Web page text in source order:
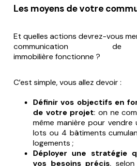
Les moyens de votre
Et quelles actions devrez-vous
communication de
immobilière fonctionne ?
C’est simple, vous allez devoir :
Définir vos objectifs en
de votre projet: on ne
même manière pour vendre
lots ou 4 bâtiments
logements ;
Déployer une stratégie
vos besoins précis,